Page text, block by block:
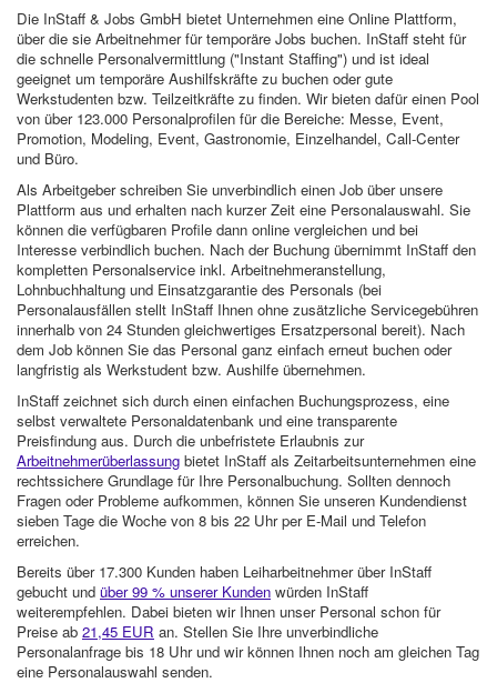
Die InStaff & Jobs GmbH bietet Unternehmen eine Online Plattform,
über die sie Arbeitnehmer für temporäre Jobs buchen. InStaff steht für
die schnelle Personalvermittlung ("Instant Staffing") und ist ideal
geeignet um temporäre Aushilfskräfte zu buchen oder gute
Werkstudenten bzw. Teilzeitkräfte zu finden. Wir bieten dafür einen Pool
von über 123.000 Personalprofilen für die Bereiche: Messe, Event,
Promotion, Modeling, Event, Gastronomie, Einzelhandel, Call-Center
und Büro.
Als Arbeitgeber schreiben Sie unverbindlich einen Job über unsere
Plattform aus und erhalten nach kurzer Zeit eine Personalauswahl. Sie
können die verfügbaren Profile dann online vergleichen und bei
Interesse verbindlich buchen. Nach der Buchung übernimmt InStaff den
kompletten Personalservice inkl. Arbeitnehmeranstellung,
Lohnbuchhaltung und Einsatzgarantie des Personals (bei
Personalausfällen stellt InStaff Ihnen ohne zusätzliche Servicegebühren
innerhalb von 24 Stunden gleichwertiges Ersatzpersonal bereit). Nach
dem Job können Sie das Personal ganz einfach erneut buchen oder
langfristig als Werkstudent bzw. Aushilfe übernehmen.
InStaff zeichnet sich durch einen einfachen Buchungsprozess, eine
selbst verwaltete Personaldatenbank und eine transparente
Preisfindung aus. Durch die unbefristete Erlaubnis zur
Arbeitnehmerüberlassung bietet InStaff als Zeitarbeitsunternehmen eine
rechtssichere Grundlage für Ihre Personalbuchung. Sollten dennoch
Fragen oder Probleme aufkommen, können Sie unseren Kundendienst
sieben Tage die Woche von 8 bis 22 Uhr per E-Mail und Telefon
erreichen.
Bereits über 17.300 Kunden haben Leiharbeitnehmer über InStaff
gebucht und über 99 % unserer Kunden würden InStaff
weiterempfehlen. Dabei bieten wir Ihnen unser Personal schon für
Preise ab 21,45 EUR an. Stellen Sie Ihre unverbindliche
Personalanfrage bis 18 Uhr und wir können Ihnen noch am gleichen Tag
eine Personalauswahl senden.